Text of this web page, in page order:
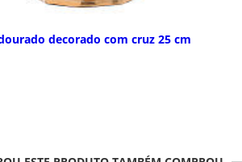
decorado com cruz 25 cm